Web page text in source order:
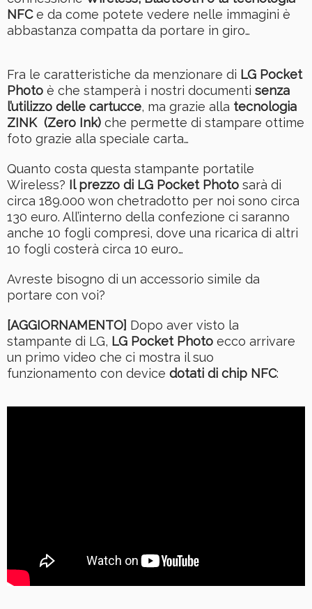
NFCe da come potete vedere nelle immagini è
abbastanza compatta da portare in giro…
Fra le caratteristiche da menzionare di LG Pocket
Photo è che stamperà i nostri documenti senza
l’utilizzo delle cartucce, ma grazie alla tecnologia
ZINK (Zero Ink) che permette di stampare ottime
foto grazie alla speciale carta…
Quanto costa questa stampante portatile
Wireless? Il prezzo di LG Pocket Photo sarà di
circa 189.000 won chetradotto per noi sono circa
130 euro. All’interno della confezione ci saranno
anche 10 fogli compresi, dove una ricarica di altri
10 fogli costerà circa 10 euro…
Avreste bisogno di un accessorio simile da
portare con voi?
[AGGIORNAMENTO] Dopo aver visto la
stampante di LG, LG Pocket Photo ecco arrivare
un primo video che ci mostra il suo
funzionamento con device dotati di chip NFC: